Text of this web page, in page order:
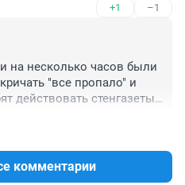
+1 –1
на несколько часов были
"все пропало" и
действовать стенгазеты?
комментарии